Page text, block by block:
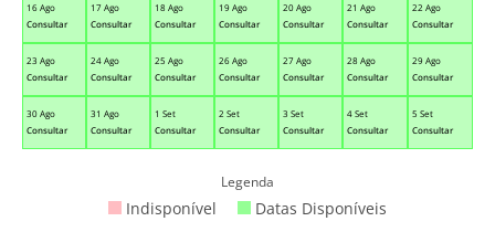
16 Ago
Consultar
17 Ago
Consultar
18 Ago
Consultar
19 Ago
Consultar
20 Ago
Consultar
21 Ago
Consultar
22 Ago
Consultar
23 Ago
Consultar
24 Ago
Consultar
25 Ago
Consultar
26 Ago
Consultar
27 Ago
Consultar
28 Ago
Consultar
29 Ago
Consultar
30 Ago
Consultar
31 Ago
Consultar
1 Set
Consultar
2 Set
Consultar
3 Set
Consultar
4 Set
Consultar
5 Set
Consultar
Legenda
Indisponível Datas Disponíveis